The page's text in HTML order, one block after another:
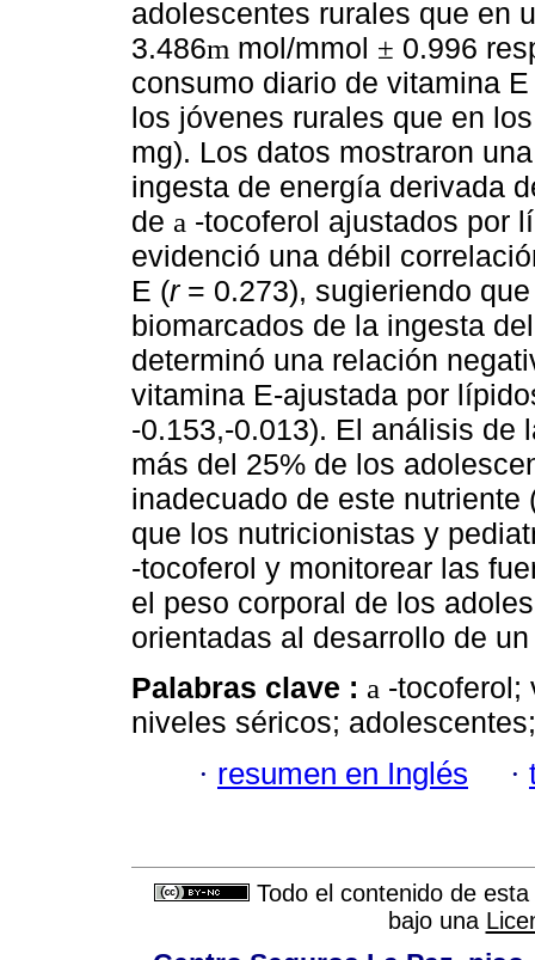
adolescentes rurales que en
3.486m mol/mmol ± 0.996
consumo diario de vitamina
los jóvenes rurales que en
mg). Los datos mostraron
ingesta de energía derivada
de a -tocoferol ajustados por
evidenció una débil
E (r= 0.273), sugieriendo
biomarcados de la ingesta
determinó una relación
vitamina E-ajustada por
-0.153,-0.013). El análisis de
más del 25% de los
inadecuado de este nutriente
que los nutricionistas y
-tocoferol y monitorear las
el peso corporal de los
orientadas al desarrollo de
Palabras clave : a -tocoferol;
niveles séricos;
· resumen en Inglés ·
Todo el contenido de
bajo una